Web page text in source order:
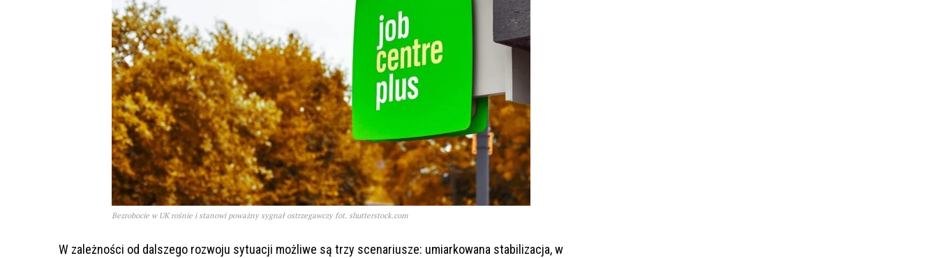
Bezrobocie w UK rośnie i stanowi poważny sygnał ostrzegawczy fot. shutterstock.com
W zależności od dalszego rozwoju sytuacji możliwe są trzy scenariusze: umiarkowana stabilizacja, w